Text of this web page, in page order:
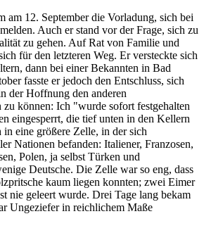
am 12. September die Vorladung, sich bei
Auch er stand vor der Frage, sich zu
zu gehen. Auf Rat von Familie und
für den letzteren Weg. Er versteckte sich
dann bei einer Bekannten in Bad
fasste er jedoch den Entschluss, sich
der Hoffnung den anderen
zu können: Ich "wurde sofort festgehalten
eingesperrt, die tief unten in den Kellern
eine größere Zelle, in der sich
Nationen befanden: Italiener, Franzosen,
Polen, ja selbst Türken und
Deutsche. Die Zelle war so eng, dass
kaum liegen konnten; zwei Eimer
nie geleert wurde. Drei Tage lang bekam
Ungeziefer in reichlichem Maße